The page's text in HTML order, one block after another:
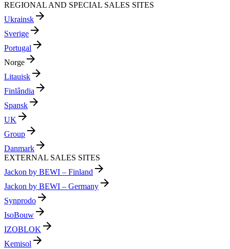
REGIONAL AND SPECIAL SALES SITES
Ukrainsk arrow_forward
Sverige arrow_forward
Portugal arrow_forward
Norge arrow_forward
Litauisk arrow_forward
Finlândia arrow_forward
Spansk arrow_forward
UK arrow_forward
Group arrow_forward
Danmark arrow_forward
EXTERNAL SALES SITES
Jackon by BEWI – Finland arrow_forward
Jackon by BEWI – Germany arrow_forward
Synprodo arrow_forward
IsoBouw arrow_forward
IZOBLOK arrow_forward
Kemisol arrow_forward